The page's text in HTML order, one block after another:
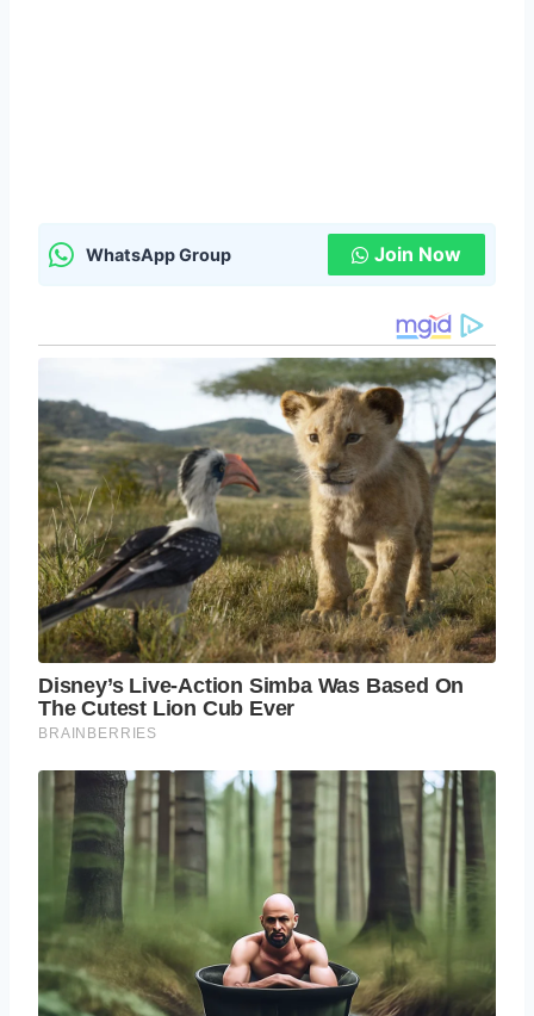
WhatsApp Group Join Now